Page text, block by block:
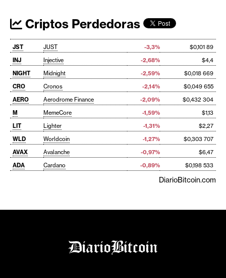
Criptos Perdedoras
JST JUST -3,3%
$0,101 89
INJ
Injective -2,68%
$4,4
NIGHT
Midnight -2,59%
$0,018 669
CRO
Cronos -2,14%
$0,049 655
AERO
Aerodrome Finance -2,09%
$0,432 304
M
MemeCore -1,59%
$1,13
LIT
Lighter -1,31%
$2,27
WLD
Worldcoin -1,27%
$0,303 707
AVAX
Avalanche -0,97%
$6,47
ADA
Cardano -0,89% $0,198 533
DiarioBitcoin.com